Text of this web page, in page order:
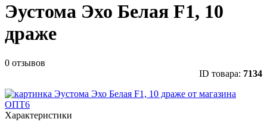
Эустома Эхо Белая F1, 10
драже
0 отзывов
ID товара: 7134
Характеристики